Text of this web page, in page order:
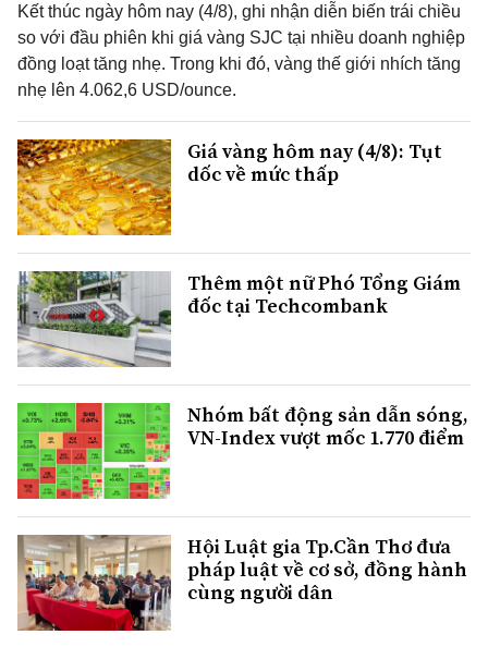
Kết thúc ngày hôm nay (4/8), ghi nhận diễn biến trái chiều
so với đầu phiên khi giá vàng SJC tại nhiều doanh nghiệp
đồng loạt tăng nhẹ. Trong khi đó, vàng thế giới nhích tăng
nhẹ lên 4.062,6 USD/ounce.
Giá vàng hôm nay (4/8): Tụt
dốc về mức thấp
Thêm một nữ Phó Tổng Giám
đốc tại Techcombank
Nhóm bất động sản dẫn sóng,
VN-Index vượt mốc 1.770 điểm
Hội Luật gia Tp.Cần Thơ đưa
pháp luật về cơ sở, đồng hành
cùng người dân